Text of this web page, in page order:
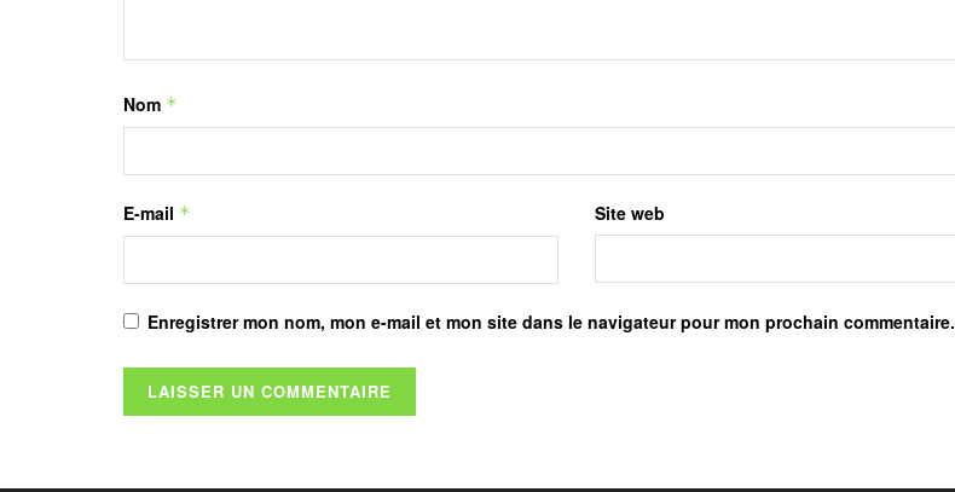
Nom *
E-mail * Site web
Enregistrer mon nom, mon e-mail et mon site dans le navigateur pour mon prochain commentaire.